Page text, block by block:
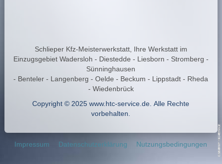
Schlieper Kfz-Meisterwerkstatt, Ihre Werkstatt im
Einzugsgebiet Wadersloh - Diestedde - Liesborn - Stromberg -
Sünninghausen
- Benteler - Langenberg - Oelde - Beckum - Lippstadt - Rheda
- Wiedenbrück
Copyright © 2025 www.htc-service.de. Alle Rechte
vorbehalten.
Impressum Datenschutzerklärung Nutzungsbedingungen